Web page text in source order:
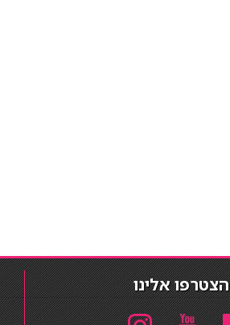
הצטרפו אלינו